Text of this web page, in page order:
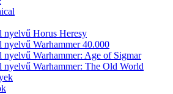
nyelvű Horus Heresy
nyelvű Warhammer 40.000
nyelvű Warhammer: Age of Sigmar
nyelvű Warhammer: The Old World